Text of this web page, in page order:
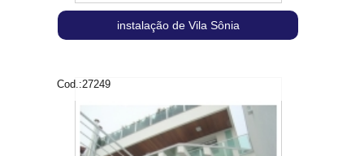
instalação de Vila Sônia
Cod.:27249